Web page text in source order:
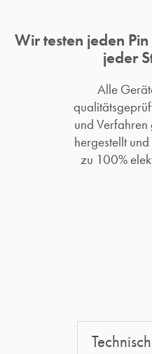
Wir testen jeden
jeder
Alle
und
hergestellt
zu 100%